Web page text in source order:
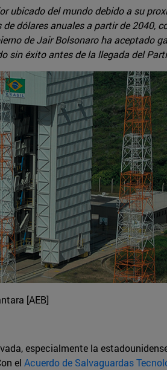
ubicado del mundo debido a su
dólares anuales a partir de 2040,
de Jair Bolsonaro ha aceptado
éxito antes de la llegada del
[AEB]
especialmente la
el Acuerdo de Salvaguardas